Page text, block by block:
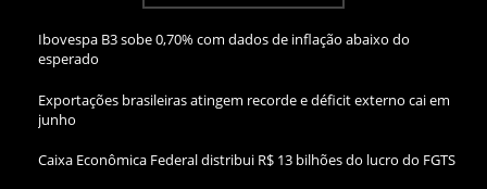
Ibovespa B3 sobe 0,70% com dados de inflação abaixo do
esperado
Exportações brasileiras atingem recorde e déficit externo cai em
junho
Caixa Econômica Federal distribui R$ 13 bilhões do lucro do FGTS